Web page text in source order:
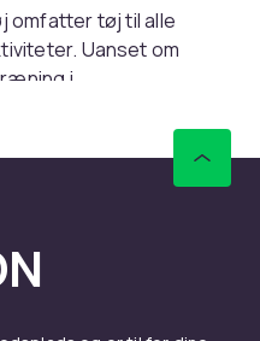
omfatter tøj til alle
Uanset om
i
perfekte tøj til din
og
rigtige